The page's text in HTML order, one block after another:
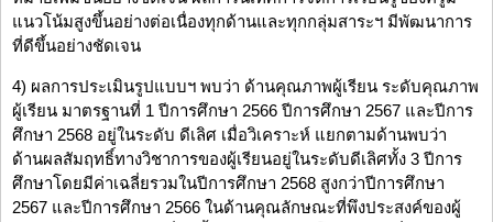
แนวโน้มสูงขึ้นอย่างต่อเนื่องทุกด้านและทุกกลุ่มสาระฯ มีพัฒนาการ
ที่ดีขึ้นอย่างชัดเจน
4) ผลการประเมินรูปแบบฯ พบว่า ด้านคุณภาพผู้เรียน ระดับคุณภาพ
ผู้เรียน มาตรฐานที่ 1 ปีการศึกษา 2566 ปีการศึกษา 2567 และปีการ
ศึกษา 2568 อยู่ในระดับ ดีเลิศ เมื่อวิเคราะห์ แยกตามด้านพบว่า
ด้านผลสัมฤทธิ์ทางวิชาการของผู้เรียนอยู่ในระดับดีเลิศทั้ง 3 ปีการ
ศึกษาโดยมีค่าเฉลี่ยรวมในปีการศึกษา 2568 สูงกว่าปีการศึกษา
2567 และปีการศึกษา 2566 ในด้านคุณลักษณะที่พึงประสงค์ของผู้